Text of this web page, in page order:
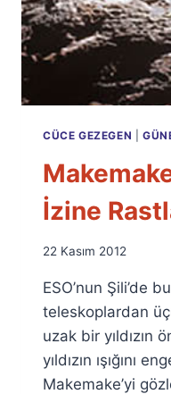
CÜCE GEZEGEN
İzine
By
Fuat
Özyar
22 Kasım 2012
ESO’nun Şili’de
teleskoplardan
uzak bir yıldızın
yıldızın ışığını
Makemake’yi